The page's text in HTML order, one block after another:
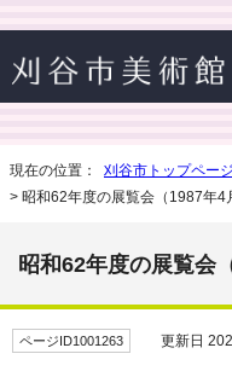
現在の位置： 刈谷市トップページ
> 昭和62年度の展覧会（1987年4
昭和62年度の展覧会
ページID1001263 更新日